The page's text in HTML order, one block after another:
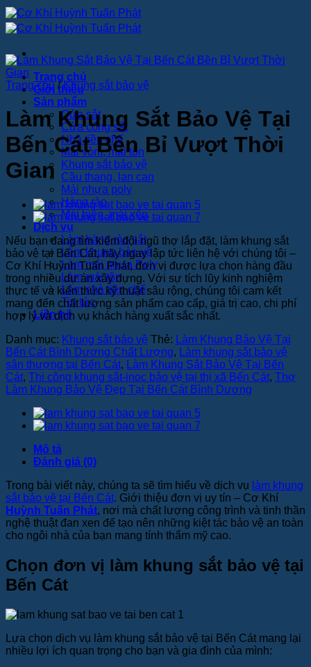
Bỏ
qua
nội
Trang chủ
Giới thiệu
Sản phẩm
Cửa sắt
Cửa cổng sắt
Nhà tiền chế
Mái vòm, mái tôn
Khung sắt bảo vệ
Cầu thang, lan can
Mái nhựa poly
Hàng rào
Mái hiên, mái xếp
Dịch vụ
Làm hàng rào sắt
Làm khung bảo vệ
Làm mái nhựa Poly
Làm mái tôn
Làm nhà tiền chế
Tin tức
Liên hệ
Trang chủ / Khung sắt bảo vệ
Làm Khung Sắt Bảo Vệ Tại
Bến Cát Bền Bỉ Vượt Thời
Gian
Nếu bạn đang tìm kiếm đội ngũ thợ lắp đặt, làm khung sắt
bảo vệ tại Bến Cát, hãy ngay lập tức liên hệ với chúng tôi –
Cơ Khí Huỳnh Tuấn Phát, đơn vị được lựa chọn hàng đầu
trong nhiều dự án xây dựng. Với sự tích lũy kinh nghiệm
thực tế và kiến thức kỹ thuật sâu rộng, chúng tôi cam kết
mang đến chất lượng sản phẩm cao cấp, giá trị cao, chi phí
hợp lý và dịch vụ khách hàng xuất sắc nhất.
Danh mục: Khung sắt bảo vệ Thẻ: Làm Khung Bảo Vệ Tại
Bến Cát Bình Dương Chất Lượng, Làm khung sắt bảo vệ
sân thượng tại Bến Cát, Làm Khung Sắt Bảo Vệ Tại Bến
Cát, Thi công khung sắt-inoc bảo vệ tại thị xã Bến Cát, Thợ
Làm Khung Bảo Vệ Đẹp Tại Bến Cát Bình Dương
Mô tả
Đánh giá (0)
Trong bài viết này, chúng ta sẽ tìm hiểu về dịch vụ làm khung
sắt bảo vệ tại Bến Cát. Giới thiệu đơn vị uy tín – Cơ Khí
Huỳnh Tuấn Phát, nơi mà chất lượng công trình và tinh thần
nghệ thuật đan xen để tạo nên những kiệt tác bảo vệ an toàn
cho ngôi nhà của bạn mang tính thẩm mỹ cao.
Chọn đơn vị làm khung sắt bảo vệ tại
Bến Cát
Lựa chọn dịch vụ làm khung sắt bảo vệ tại Bến Cát mang lại
nhiều lợi ích quan trọng cho bạn và gia đình của mình: